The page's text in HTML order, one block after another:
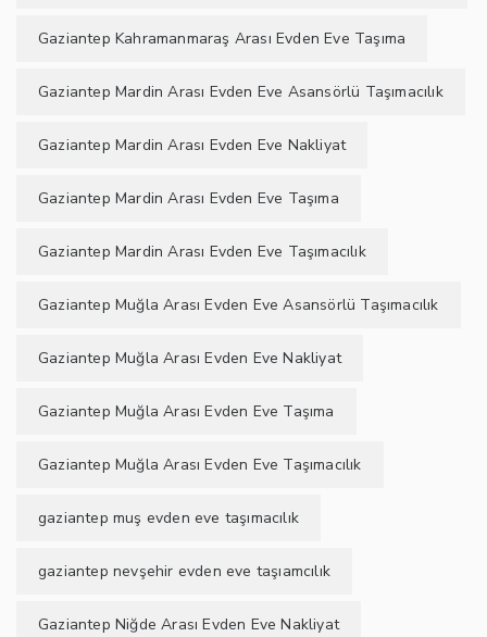
Gaziantep Kahramanmaraş Arası Evden Eve Taşıma
Gaziantep Mardin Arası Evden Eve Asansörlü Taşımacılık
Gaziantep Mardin Arası Evden Eve Nakliyat
Gaziantep Mardin Arası Evden Eve Taşıma
Gaziantep Mardin Arası Evden Eve Taşımacılık
Gaziantep Muğla Arası Evden Eve Asansörlü Taşımacılık
Gaziantep Muğla Arası Evden Eve Nakliyat
Gaziantep Muğla Arası Evden Eve Taşıma
Gaziantep Muğla Arası Evden Eve Taşımacılık
gaziantep muş evden eve taşımacılık
gaziantep nevşehir evden eve taşıamcılık
Gaziantep Niğde Arası Evden Eve Nakliyat